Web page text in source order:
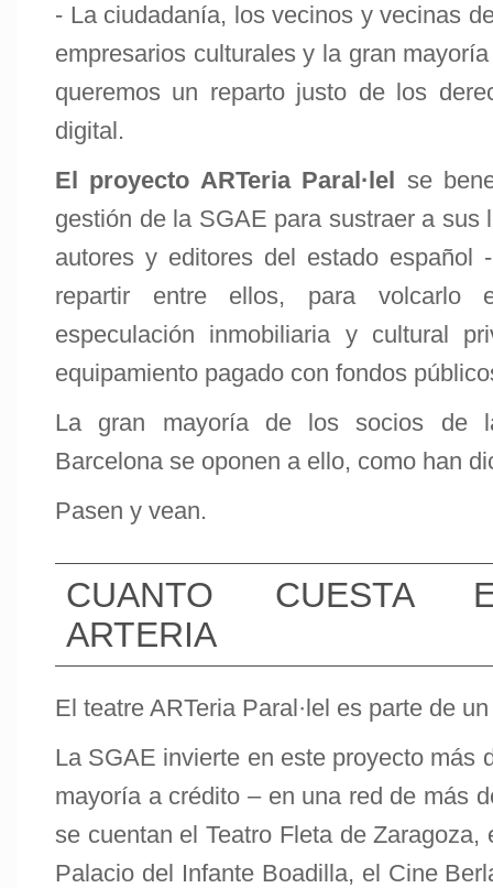
- La ciudadanía, los vecinos y vecinas
empresarios culturales y la gran
queremos un reparto justo de los
digital.
El proyecto ARTeria Paral·lel se
gestión de la SGAE para sustraer a sus
autores y editores del estado español
repartir entre ellos, para
especulación inmobiliaria y cultural
equipamiento pagado con fondos
La gran mayoría de los socios de
Barcelona se oponen a ello, como han
Pasen y vean.
CUANTO CUESTA
ARTERIA
El teatre ARTeria Paral·lel es parte de
La SGAE invierte en este proyecto más
mayoría a crédito – en una red de más
se cuentan el Teatro Fleta de Zaragoza,
Palacio del Infante Boadilla, el Cine